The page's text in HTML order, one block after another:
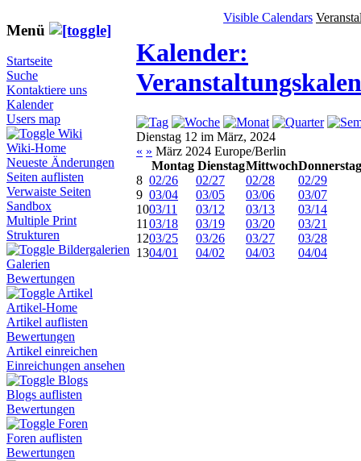
Menü
Startseite
Suche
Kontaktiere uns
Kalender
Users map
Wiki
Wiki-Home
Neueste Änderungen
Seiten auflisten
Verwaiste Seiten
Sandbox
Multiple Print
Strukturen
Bildergalerien
Galerien
Bewertungen
Artikel
Artikel-Home
Artikel auflisten
Bewertungen
Artikel einreichen
Einreichungen ansehen
Blogs
Blogs auflisten
Bewertungen
Foren
Foren auflisten
Bewertungen
Visible Calendars
Kalender:
Dienstag 12 im März, 2024
« » März 2024 Europe/Berlin
Montag DienstagMittwochDonnerstag
8 02/26 02/27 02/28
02/29
9 03/04 03/05 03/06
03/07
1003/11 03/12 03/13
03/14
11 03/18 03/19 03/20
03/21
1203/25 03/26 03/27
03/28
1304/01 04/02 04/03 04/04